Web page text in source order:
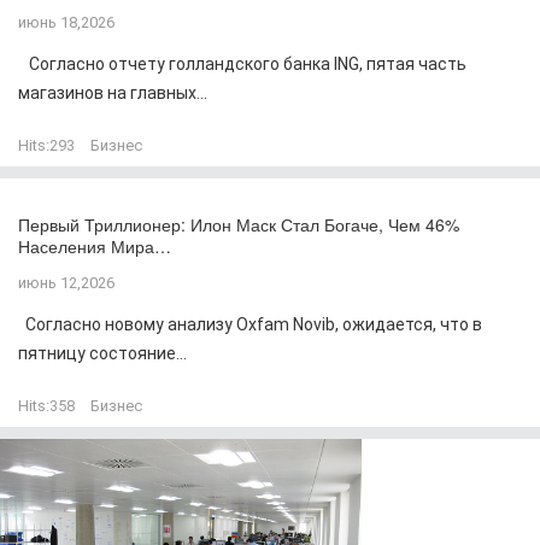
июнь 18,2026
Согласно отчету голландского банка ING, пятая часть
магазинов на главных...
Hits:293 Бизнес
Первый Триллионер: Илон Маск Стал Богаче, Чем 46%
Населения Мира…
июнь 12,2026
Согласно новому анализу Oxfam Novib, ожидается, что в
пятницу состояние...
Hits:358 Бизнес